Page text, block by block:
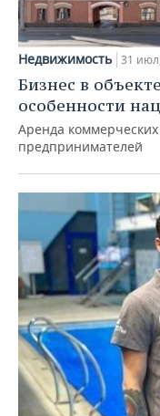
Недвижимость 31
Бизнес в
особенности
Аренда
предпринимателей